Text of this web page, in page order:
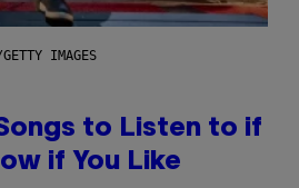
IMAGES
to Listen to if
if You Like